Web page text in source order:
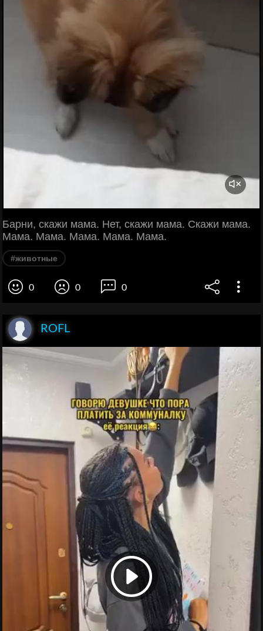
Барни, скажи мама. Нет, скажи мама. Скажи мама.
Мама. Мама. Мама. Мама. Мама.
#животные
0 0 0
ROFL